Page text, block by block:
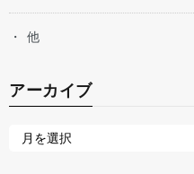
他
アーカイブ